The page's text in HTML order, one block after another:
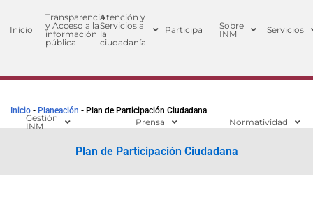
Inicio
Transparencia
y Acceso a la
información
pública
Atención y
Servicios a
la
ciudadanía
Participa
Sobre
INM
Servicios
Gestión
INM
Prensa Normatividad
Inicio - Planeación - Plan de Participación Ciudadana
Plan de Participación Ciudadana